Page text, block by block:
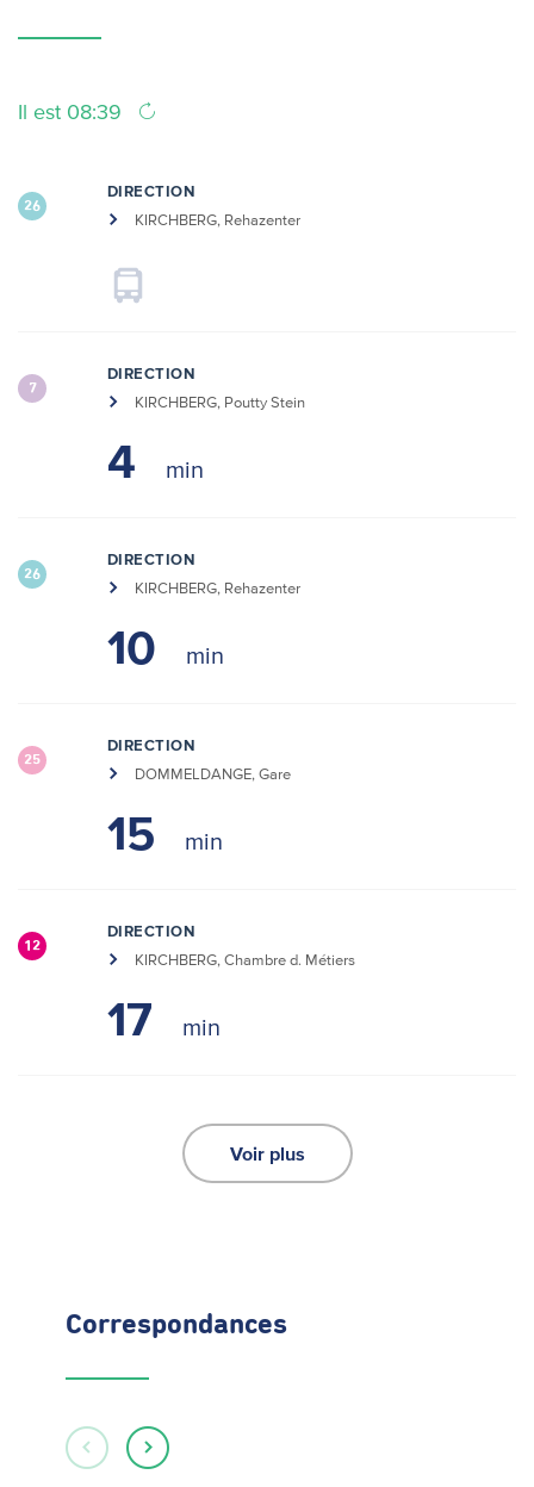
Il est 08:39
26
DIRECTION
KIRCHBERG, Rehazenter
7
DIRECTION
KIRCHBERG, Poutty Stein
4
26
DIRECTION
KIRCHBERG, Rehazenter
10
25
DIRECTION
DOMMELDANGE, Gare
15
12
DIRECTION
KIRCHBERG, Chambre d. Métiers
17
Voir plus
Correspondances